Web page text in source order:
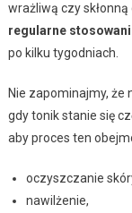
wrażliwą czy
regularne
po kilku tygodniach.
Nie zapominajmy,
gdy tonik stanie się
aby proces ten
oczyszczanie
nawilżenie,